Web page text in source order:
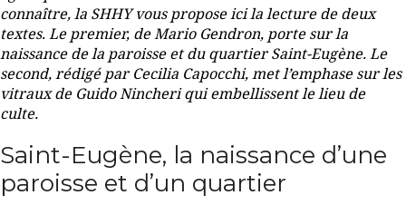
connaître, la SHHY vous propose ici la lecture de deux
textes. Le premier, de Mario Gendron, porte sur la
naissance de la paroisse et du quartier Saint-Eugène. Le
second, rédigé par Cecilia Capocchi, met l’emphase sur les
vitraux de Guido Nincheri qui embellissent le lieu de
culte.
Saint-Eugène, la naissance d’une
paroisse et d’un quartier